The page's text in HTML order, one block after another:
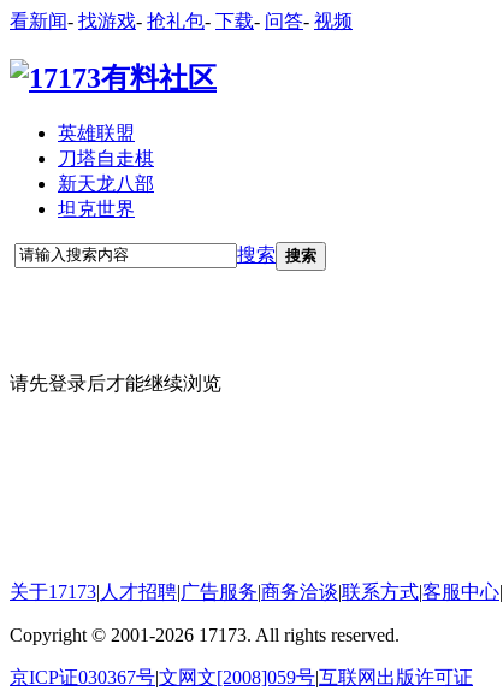
看新闻- 找游戏- 抢礼包- 下载- 问答- 视频
英雄联盟
刀塔自走棋
新天龙八部
坦克世界
搜索 搜索
请先登录后才能继续浏览
关于17173| 人才招聘|广告服务|商务洽谈|联系方式|客服中心|
Copyright © 2001-2026 17173. All rights reserved.
京ICP证030367号|文网文[2008]059号|互联网出版许可证